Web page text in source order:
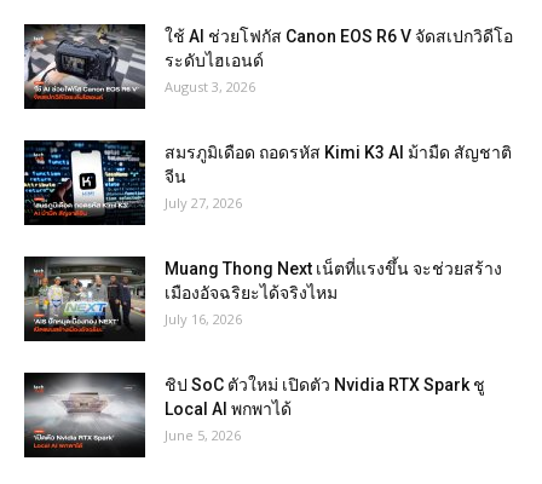
ใช้ AI ช่วยโฟกัส Canon EOS R6 V จัดสเปกวิดีโอ
ระดับไฮเอนด์
August 3, 2026
สมรภูมิเดือด ถอดรหัส Kimi K3 AI ม้ามืด สัญชาติ
จีน
July 27, 2026
Muang Thong Next เน็ตที่แรงขึ้น จะช่วยสร้าง
เมืองอัจฉริยะได้จริงไหม
July 16, 2026
ชิป SoC ตัวใหม่ เปิดตัว Nvidia RTX Spark ชู
Local AI พกพาได้
June 5, 2026